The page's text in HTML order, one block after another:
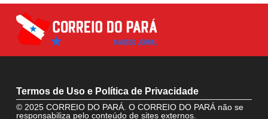
Termos de Uso e Política de Privacidade
© 2025 CORREIO DO PARÁ. O CORREIO DO PARÁ não se
responsabiliza pelo conteúdo de sites externos.